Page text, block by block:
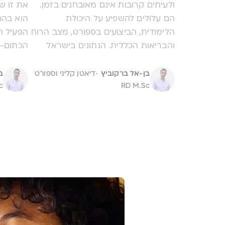
ולעיתים קרובות אינם מאובחנים בזמן.
הם עלולים להשפיע על היכולת
הלימודית, הביצועים בספורט, מצב הרוח
והבריאות הכללית. הנתונים בישראל
האחרונות עולה שכ- 50% מהנערות
בן-אל ברקוביץ ·דיאטן קליני וספורט
RD M.Sc
את זו
הוא
הפעיל
אבל